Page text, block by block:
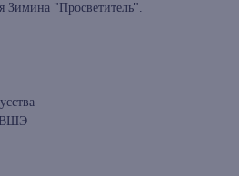
"Просветитель".
ВШЭ